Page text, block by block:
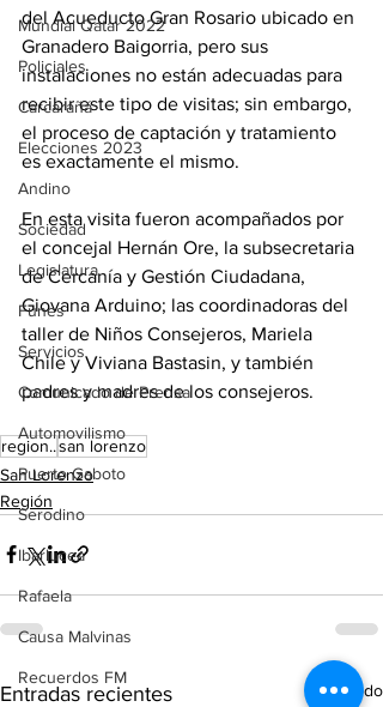
Mundial Qatar 2022
Policiales
Carcarañá
Elecciones 2023
Andino
Sociedad
Legislatura
Funes
Servicios
Comunicado de Prensa
Automovilismo
Puerto Gaboto
Serodino
Ibarlucea
Rafaela
Causa Malvinas
Recuerdos FM
del Acueducto Gran Rosario ubicado en
Granadero Baigorria, pero sus
instalaciones no están adecuadas para
recibir este tipo de visitas; sin embargo,
el proceso de captación y tratamiento
es exactamente el mismo.
En esta visita fueron acompañados por
el concejal Hernán Ore, la subsecretaria
de Cercanía y Gestión Ciudadana,
Giovana Arduino; las coordinadoras del
taller de Niños Consejeros, Mariela
Chile y Viviana Bastasin, y también
padres y madres de los consejeros.
region..san lorenzo
San Lorenzo
Región
Entradas recientes Ver todo